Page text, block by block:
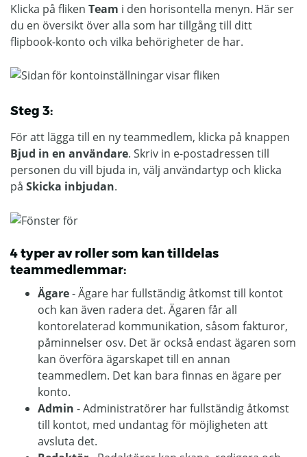
Klicka på fliken Team i den horisontella menyn. Här ser
du en översikt över alla som har tillgång till ditt
flipbook-konto och vilka behörigheter de har.
Steg 3:
För att lägga till en ny teammedlem, klicka på knappen
Bjud in en användare. Skriv in e-postadressen till
personen du vill bjuda in, välj användartyp och klicka
på Skicka inbjudan.
4 typer av roller som kan tilldelas
teammedlemmar:
Ägare- Ägare har fullständig åtkomst till kontot
och kan även radera det. Ägaren får all
kontorelaterad kommunikation, såsom fakturor,
påminnelser osv. Det är också endast ägaren som
kan överföra ägarskapet till en annan
teammedlem. Det kan bara finnas en ägare per
konto.
Admin - Administratörer har fullständig åtkomst
till kontot, med undantag för möjligheten att
avsluta det.